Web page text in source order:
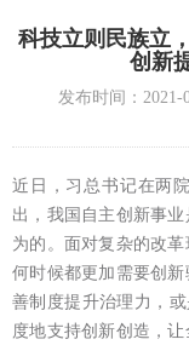
科技立则民族立
创新
发布时间：2021-
近日，习总书记在两
出，我国自主创新事
为的。面对复杂的改
何时候都更加需要创
善制度提升治理力，
度地支持创新创造，